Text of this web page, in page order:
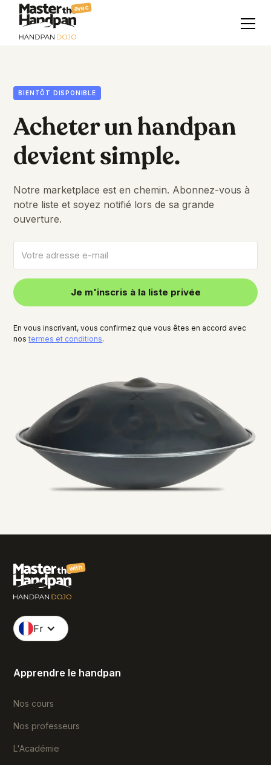
avec
BIENTÔT DISPONIBLE
Acheter un handpan
devient simple.
Notre marketplace est en chemin. Abonnez-vous à
notre liste et soyez notifié lors de sa grande
ouverture.
Je m'inscris à la liste privée
En vous inscrivant, vous confirmez que vous êtes en accord avec
nostermes et conditions.
with
Fr
Apprendre le handpan
Nos cours
Nos professeurs
L'Académie